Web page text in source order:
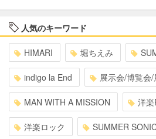
人気のキーワード
HIMARI 堀ちえみ
indigo la End 展示会/博覧会/
MAN WITH A MISSION 洋
洋楽ロック SUMMER